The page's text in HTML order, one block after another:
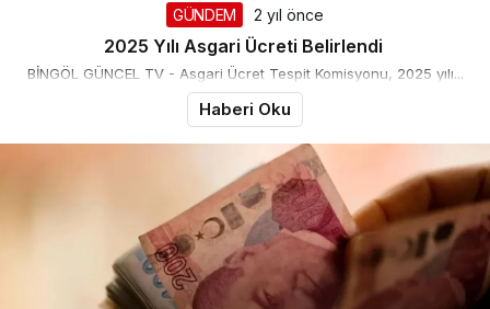
GÜNDEM 2 yıl önce
2025 Yılı Asgari Ücreti Belirlendi
BİNGÖL GÜNCEL TV - Asgari Ücret Tespit Komisyonu, 2025 yılı...
Haberi Oku